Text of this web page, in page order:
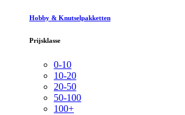
Hobby & Knutselpakketten
Prijsklasse
0-10
10-20
20-50
50-100
100+